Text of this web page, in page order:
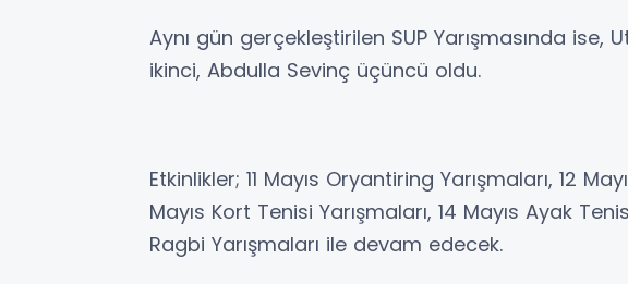
Aynı gün gerçekleştirilen SUP Yarışmasında ise,
ikinci, Abdulla Sevinç üçüncü oldu.
Etkinlikler; 11 Mayıs Oryantiring Yarışmaları, 12
Mayıs Kort Tenisi Yarışmaları, 14 Mayıs Ayak
Ragbi Yarışmaları ile devam edecek.